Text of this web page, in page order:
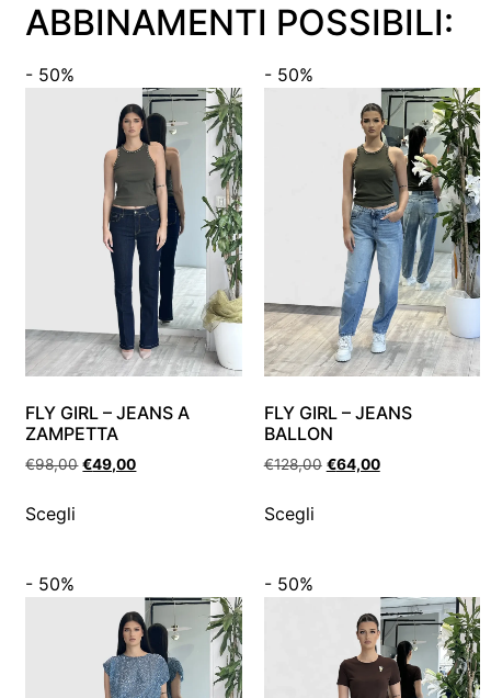
ABBINAMENTI POSSIBILI:
- 50%
FLY GIRL – JEANS A
ZAMPETTA
€98,00 €49,00
Scegli
- 50%
FLY GIRL – JEANS
BALLON
€128,00 €64,00
Scegli
- 50% - 50%